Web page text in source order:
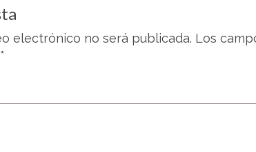
electrónico no será publicada. Los
*